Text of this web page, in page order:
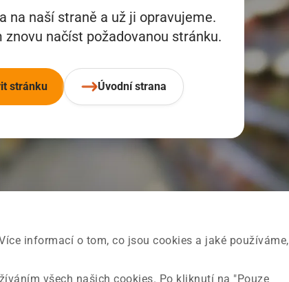
informací o tom, co jsou cookies a jaké používáme,
všech našich cookies. Po kliknutí na "Pouze
na naší straně a už ji opravujeme.
znovu načíst požadovanou stránku.
stránku Úvodní strana